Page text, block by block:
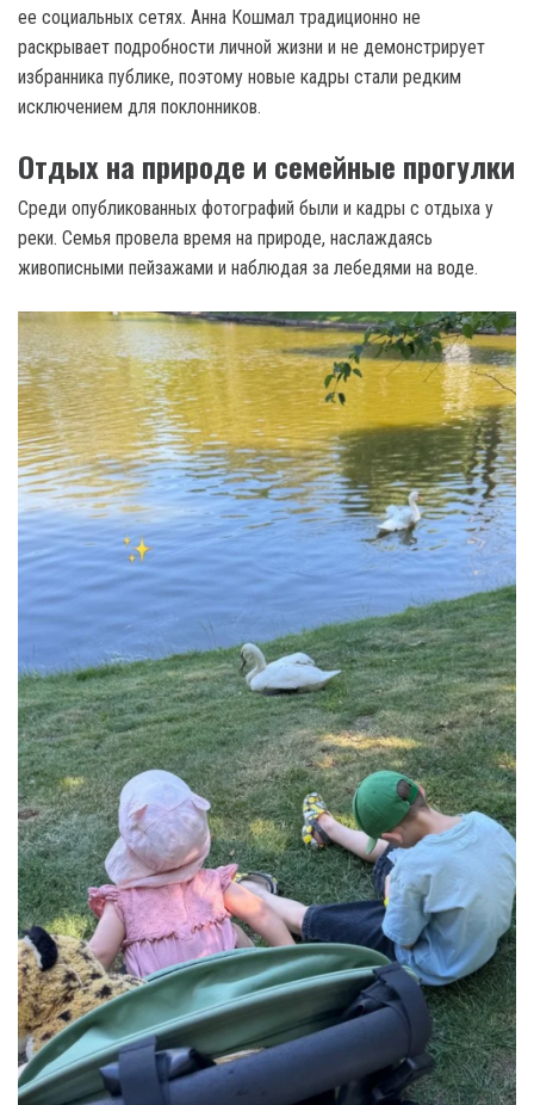
ее социальных сетях. Анна Кошмал традиционно не
раскрывает подробности личной жизни и не демонстрирует
избранника публике, поэтому новые кадры стали редким
исключением для поклонников.
Отдых на природе и семейные прогулки
Среди опубликованных фотографий были и кадры с отдыха у
реки. Семья провела время на природе, наслаждаясь
живописными пейзажами и наблюдая за лебедями на воде.